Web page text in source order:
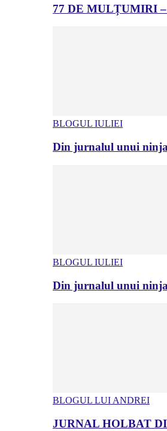
77 DE MULȚUMIRI
BLOGUL IULIEI
Din jurnalul unui
BLOGUL IULIEI
Din jurnalul unui
BLOGUL LUI ANDREI
JURNAL HOLBAT